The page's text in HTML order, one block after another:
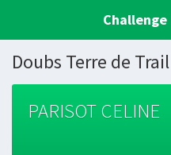
Challenge
Doubs Terre de Trail
PARISOT CELINE